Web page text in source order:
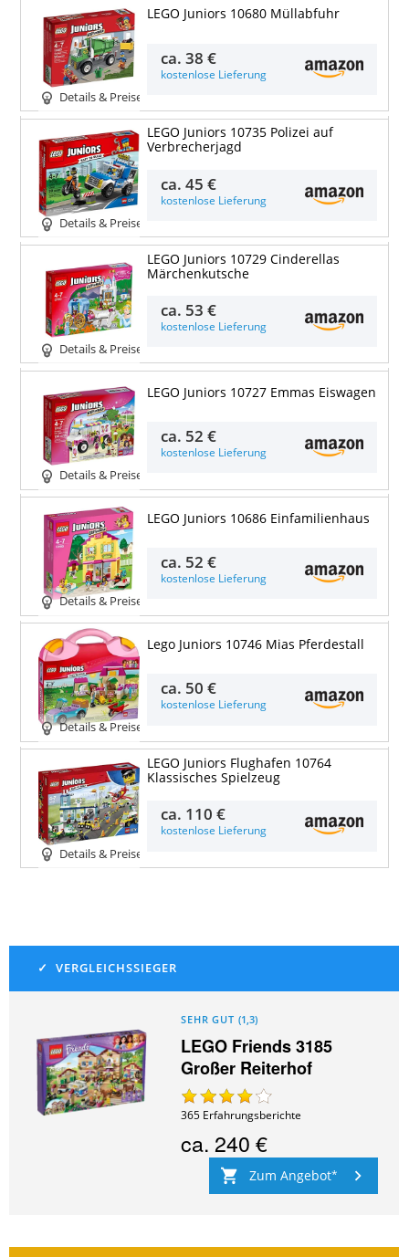
Details & Preise
LEGO Juniors 10680 Müllabfuhr
ca.38 €
kostenlose Lieferung
Details & Preise
LEGO Juniors 10735 Polizei auf
Verbrecherjagd
ca.45 €
kostenlose Lieferung
Details & Preise
LEGO Juniors 10729 Cinderellas
Märchenkutsche
ca. 53 €
kostenlose Lieferung
Details & Preise
LEGO Juniors 10727 Emmas Eiswagen
ca. 52 €
kostenlose Lieferung
Details & Preise
LEGO Juniors 10686 Einfamilienhaus
ca. 52 €
kostenlose Lieferung
Details & Preise
Lego Juniors 10746 Mias Pferdestall
ca. 50 €
kostenlose Lieferung
Details & Preise
LEGO Juniors Flughafen 10764
Klassisches Spielzeug
ca. 110 €
kostenlose Lieferung
SEHR GUT (1,3)
LEGO Friends 3185
Großer Reiterhof
365 Erfahrungsberichte
ca.240 €
Zum Angebot